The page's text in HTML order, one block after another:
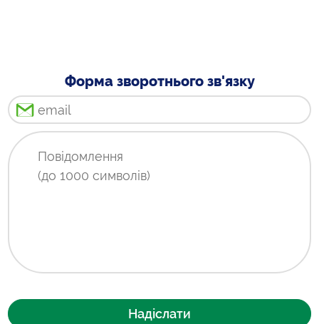
Форма зворотнього зв'язку